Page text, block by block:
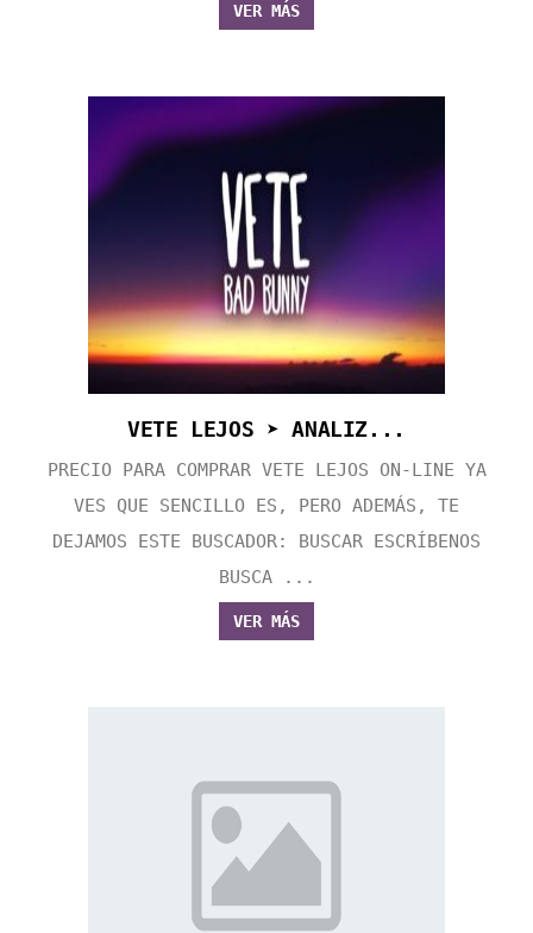
VER MÁS
VETE LEJOS ➤ ANALIZ...
PRECIO PARA COMPRAR VETE LEJOS ON-LINE YA
VES QUE SENCILLO ES, PERO ADEMÁS, TE
DEJAMOS ESTE BUSCADOR: BUSCAR ESCRÍBENOS
BUSCA ...
VER MÁS